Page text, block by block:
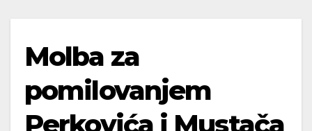
Molba za
pomilovanjem